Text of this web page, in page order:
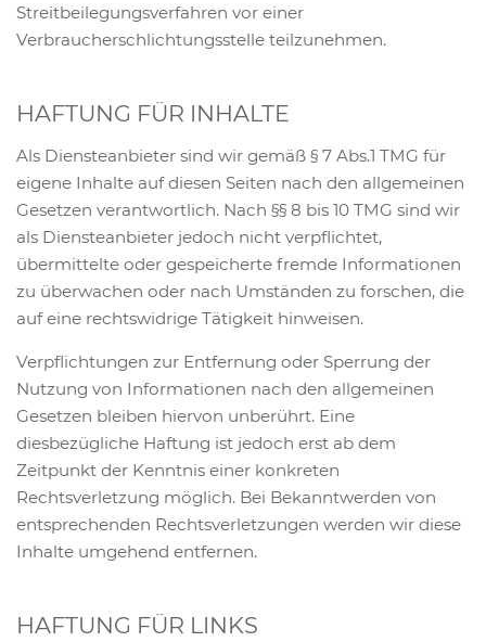
Streitbeilegungsverfahren vor einer
Verbraucherschlichtungsstelle teilzunehmen.
HAFTUNG FÜR INHALTE
Als Diensteanbieter sind wir gemäß § 7 Abs.1 TMG für
eigene Inhalte auf diesen Seiten nach den allgemeinen
Gesetzen verantwortlich. Nach §§ 8 bis 10 TMG sind wir
als Diensteanbieter jedoch nicht verpflichtet,
übermittelte oder gespeicherte fremde Informationen
zu überwachen oder nach Umständen zu forschen, die
auf eine rechtswidrige Tätigkeit hinweisen.
Verpflichtungen zur Entfernung oder Sperrung der
Nutzung von Informationen nach den allgemeinen
Gesetzen bleiben hiervon unberührt. Eine
diesbezügliche Haftung ist jedoch erst ab dem
Zeitpunkt der Kenntnis einer konkreten
Rechtsverletzung möglich. Bei Bekanntwerden von
entsprechenden Rechtsverletzungen werden wir diese
Inhalte umgehend entfernen.
HAFTUNG FÜR LINKS